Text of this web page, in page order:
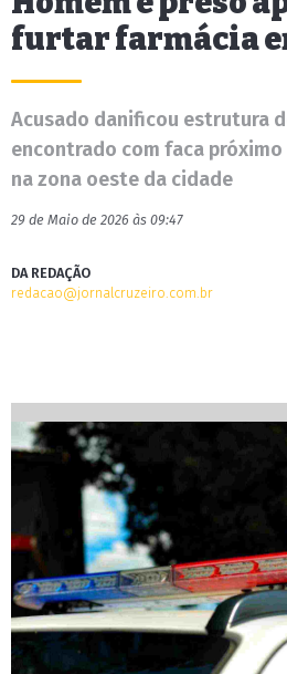
furtar farmácia
Acusado danificou estrutura
encontrado com faca
na zona oeste da cidade
29 de Maio de 2026 às 09:47
DA REDAÇÃO
redacao@jornalcruzeiro.com.br